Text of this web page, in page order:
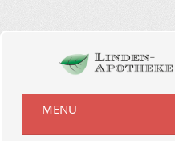
MENU